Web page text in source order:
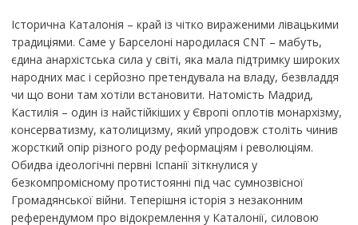
Історична Каталонія – край із чітко вираженими лівацькими
традиціями. Саме у Барселоні народилася CNT – мабуть,
єдина анархістська сила у світі, яка мала підтримку широких
народних мас і серйозно претендувала на владу, безвладдя
чи що вони там хотіли встановити. Натомість Мадрид,
Кастилія – один із найстійкіших у Європі оплотів монархізму,
консерватизму, католицизму, який упродовж століть чинив
жорсткий опір різного роду реформаціям і революціям.
Обидва ідеологічні первні Іспанії зіткнулися у
безкомпромісному протистоянні під час сумнозвісної
Громадянської війни. Теперішня історія з незаконним
референдумом про відокремлення у Каталонії, силовою